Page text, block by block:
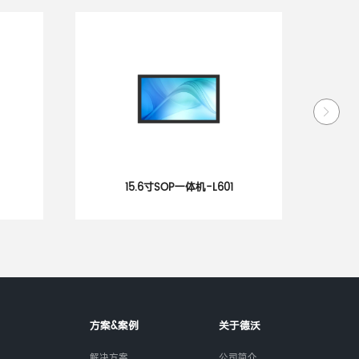
21.5寸SOP一体机-i33
方案&案例 关于德沃